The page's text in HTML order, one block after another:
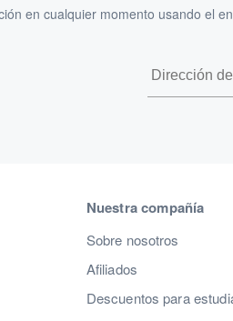
en cualquier momento usando el
Nuestra compañía
Sobre nosotros
Afiliados
Descuentos para